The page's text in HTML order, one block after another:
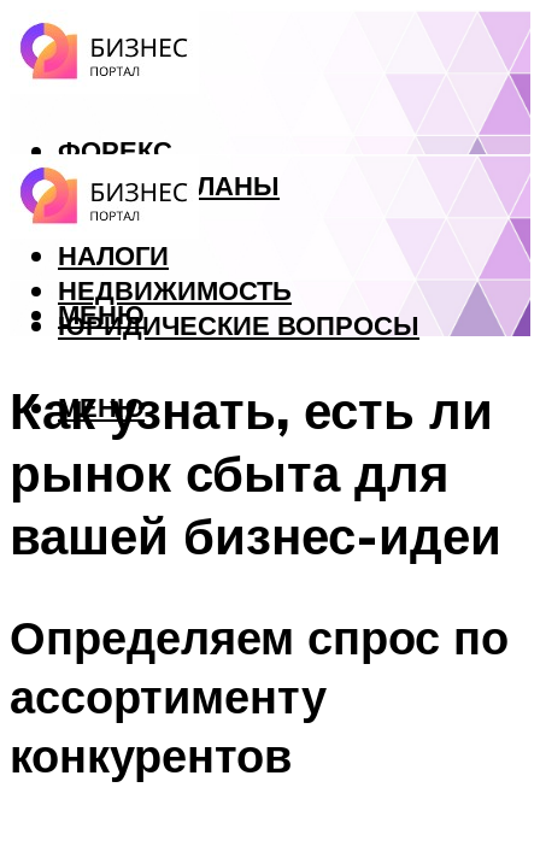
ФОРЕКС
БИЗНЕС ПЛАНЫ
КРЕДИТЫ
НАЛОГИ
НЕДВИЖИМОСТЬ
ЮРИДИЧЕСКИЕ ВОПРОСЫ
МЕНЮ
МЕНЮ
Как узнать, есть ли
рынок сбыта для
вашей бизнес-идеи
Определяем спрос по
ассортименту
конкурентов